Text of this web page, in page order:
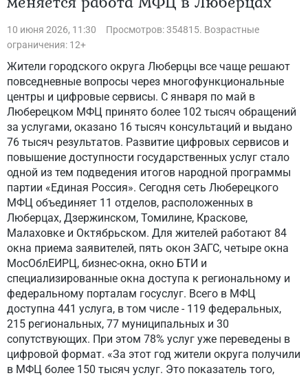
10 июня 2026, 11:30
Просмотров: 354815. Возрастные
ограничения: 12+
Жители городского округа Люберцы все чаще решают
повседневные вопросы через многофункциональные
центры и цифровые сервисы. С января по май в
Люберецком МФЦ принято более 102 тысяч обращений
за услугами, оказано 16 тысяч консультаций и выдано
76 тысяч результатов. Развитие цифровых сервисов и
повышение доступности государственных услуг стало
одной из тем подведения итогов народной программы
партии «Единая Россия». Сегодня сеть Люберецкого
МФЦ объединяет 11 отделов, расположенных в
Люберцах, Дзержинском, Томилине, Краскове,
Малаховке и Октябрьском. Для жителей работают 84
окна приема заявителей, пять окон ЗАГС, четыре окна
МосОблЕИРЦ, бизнес-окна, окно БТИ и
специализированные окна доступа к региональному и
федеральному порталам госуслуг. Всего в МФЦ
доступна 441 услуга, в том числе - 119 федеральных,
215 региональных, 77 муниципальных и 30
сопутствующих. При этом 78% услуг уже переведены в
цифровой формат. «За этот год жители округа получили
в МФЦ более 150 тысяч услуг. Это показатель того,